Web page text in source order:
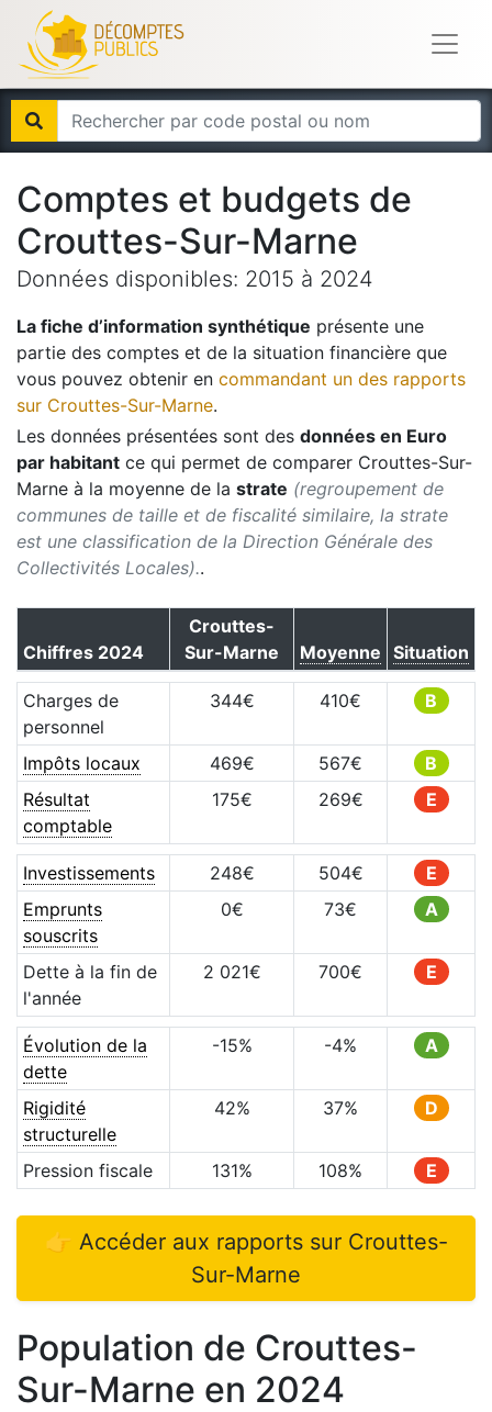
Comptes et budgets de
Crouttes-Sur-Marne
Données disponibles: 2015 à 2024
La fiche d’information synthétique présente une
partie des comptes et de la situation financière que
vous pouvez obtenir en commandant un des rapports
sur Crouttes-Sur-Marne.
Les données présentées sont des données en Euro
par habitant ce qui permet de comparer Crouttes-Sur-
Marne à la moyenne de la strate (regroupement de
communes de taille et de fiscalité similaire, la strate
est une classification de la Direction Générale des
Collectivités Locales)..
Chiffres 2024
Crouttes-
Sur-Marne
Moyenne Situation
Charges de
personnel
344€ 410€ B
Impôts locaux 469€ 567€
B
Résultat
comptable
175€ 269€ E
Investissements 248€ 504€
E
Emprunts
souscrits
0€ 73€ A
Dette à la fin de
l'année
2 021€ 700€ E
Évolution de la
dette
-15% -4% A
Rigidité
structurelle
42% 37% D
Pression fiscale 131% 108% E
👉 Accéder aux rapports sur Crouttes-
Sur-Marne
Population de Crouttes-
Sur-Marne en 2024